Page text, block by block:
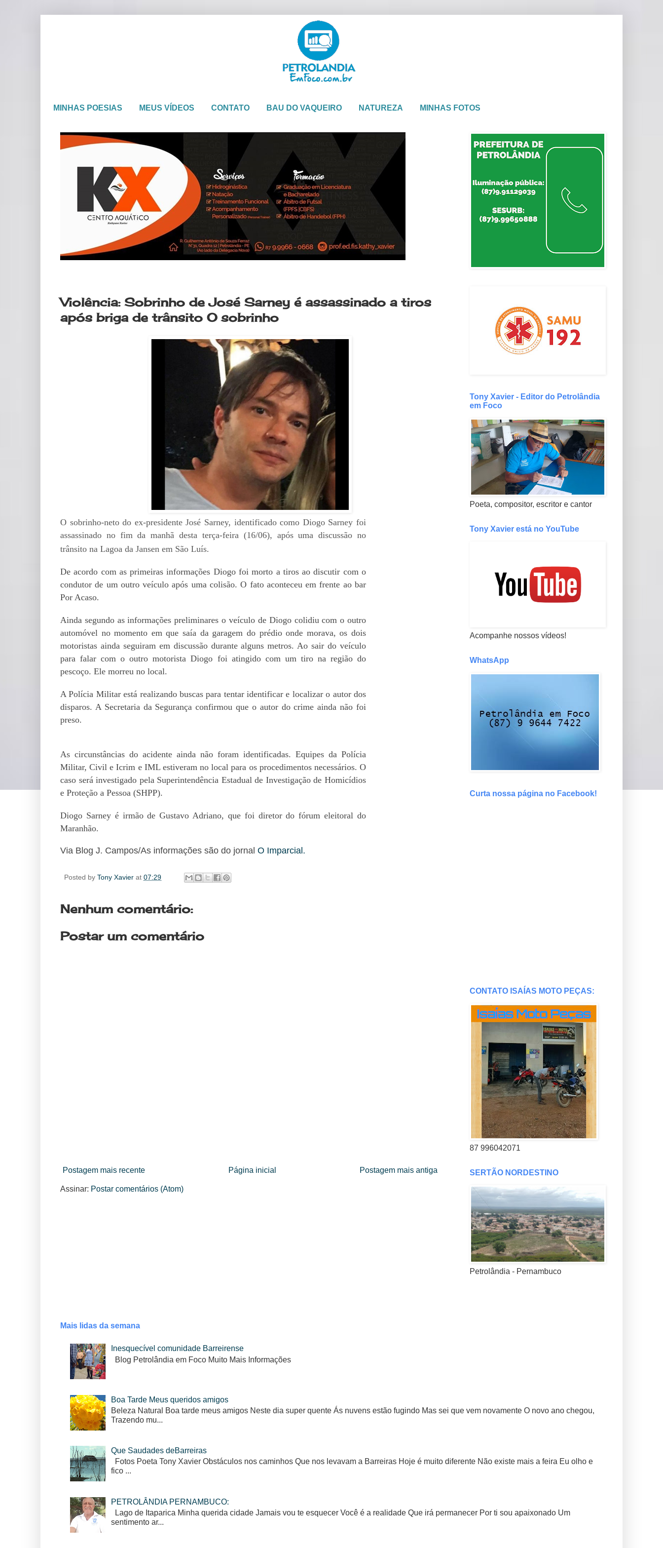
MINHAS POESIAS MEUS VÍDEOS CONTATO BAU DO VAQUEIRO NATUREZA MINHAS FOTOS
Violência: Sobrinho de José Sarney é assassinado a tiros
após briga de trânsito O sobrinho
O sobrinho-neto do ex-presidente José Sarney, identificado como Diogo Sarney foi
assassinado no fim da manhã desta terça-feira (16/06), após uma discussão no
trânsito na Lagoa da Jansen em São Luís.
De acordo com as primeiras informações Diogo foi morto a tiros ao discutir com o
condutor de um outro veículo após uma colisão. O fato aconteceu em frente ao bar
Por Acaso.
Ainda segundo as informações preliminares o veículo de Diogo colidiu com o outro
automóvel no momento em que saía da garagem do prédio onde morava, os dois
motoristas ainda seguiram em discussão durante alguns metros. Ao sair do veículo
para falar com o outro motorista Diogo foi atingido com um tiro na região do
pescoço. Ele morreu no local.
A Polícia Militar está realizando buscas para tentar identificar e localizar o autor dos
disparos. A Secretaria da Segurança confirmou que o autor do crime ainda não foi
preso.
As circunstâncias do acidente ainda não foram identificadas. Equipes da Polícia
Militar, Civil e Icrim e IML estiveram no local para os procedimentos necessários. O
caso será investigado pela Superintendência Estadual de Investigação de Homicídios
e Proteção a Pessoa (SHPP).
Diogo Sarney é irmão de Gustavo Adriano, que foi diretor do fórum eleitoral do
Maranhão.
Via Blog J. Campos/As informações são do jornal O Imparcial.
Posted by Tony Xavier at 07:29
Nenhum comentário:
Postar um comentário
Postagem mais recente Postagem mais antiga
Página inicial
Assinar: Postar comentários (Atom)
Tony Xavier - Editor do Petrolândia
em Foco
Poeta, compositor, escritor e cantor
Tony Xavier está no YouTube
Acompanhe nossos vídeos!
WhatsApp
Curta nossa página no Facebook!
CONTATO ISAÍAS MOTO PEÇAS:
87 996042071
SERTÃO NORDESTINO
Petrolândia - Pernambuco
Mais lidas da semana
Inesquecível comunidade Barreirense
Blog Petrolândia em Foco Muito Mais Informações
Boa Tarde Meus queridos amigos
Beleza Natural Boa tarde meus amigos Neste dia super quente Ás nuvens estão fugindo Mas sei que vem novamente O novo ano chegou,
Trazendo mu...
Que Saudades deBarreiras
Fotos Poeta Tony Xavier Obstáculos nos caminhos Que nos levavam a Barreiras Hoje é muito diferente Não existe mais a feira Eu olho e
fico ...
PETROLÂNDIA PERNAMBUCO:
Lago de Itaparica Minha querida cidade Jamais vou te esquecer Você é a realidade Que irá permanecer Por ti sou apaixonado Um
sentimento ar...